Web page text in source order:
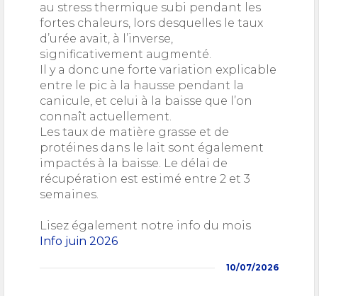
au stress thermique subi pendant les
fortes chaleurs, lors desquelles le taux
d’urée avait, à l’inverse,
significativement augmenté.
Il y a donc une forte variation explicable
entre le pic à la hausse pendant la
canicule, et celui à la baisse que l’on
connaît actuellement.
Les taux de matière grasse et de
protéines dans le lait sont également
impactés à la baisse. Le délai de
récupération est estimé entre 2 et 3
semaines.
Lisez également notre info du mois
Info juin 2026
10/07/2026